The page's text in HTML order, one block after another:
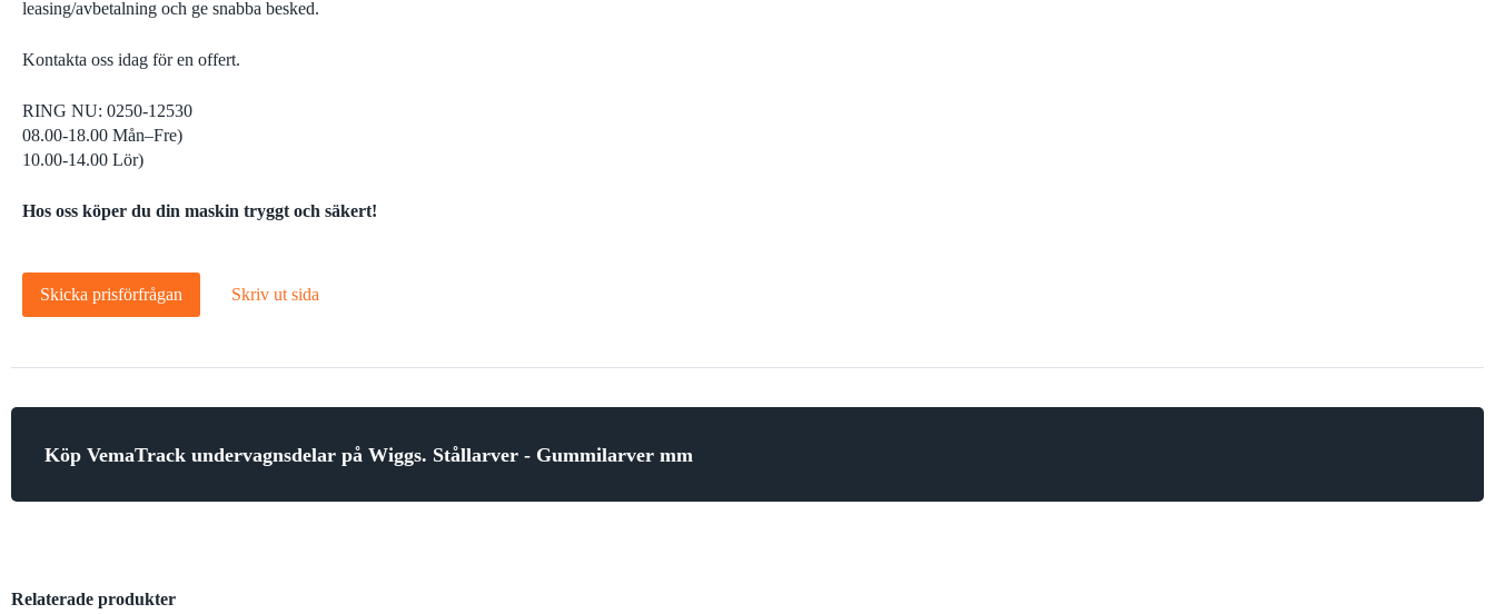
leasing/avbetalning och ge snabba besked.
Kontakta oss idag för en offert.
RING NU: 0250-12530
08.00-18.00 Mån–Fre)
10.00-14.00 Lör)
Hos oss köper du din maskin tryggt och säkert!
Skicka prisförfrågan Skriv ut sida
Köp VemaTrack undervagnsdelar på Wiggs. Stållarver - Gummilarver mm
Relaterade produkter